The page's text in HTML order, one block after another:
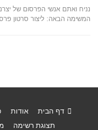
המשימה הבאה: ליצור סרטון
דף הבית אודות
תצוגת רשימה